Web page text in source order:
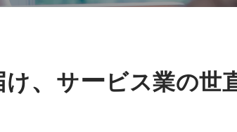
、 サービス業の世